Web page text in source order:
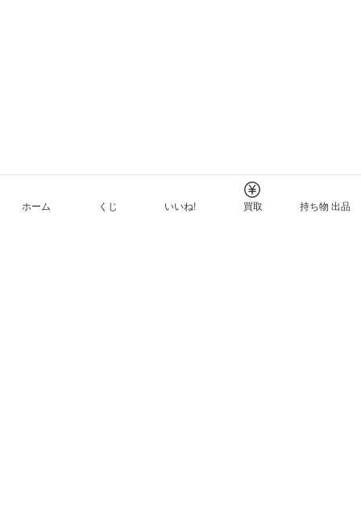
ホーム くじ いいね! 買取 持ち物 出品